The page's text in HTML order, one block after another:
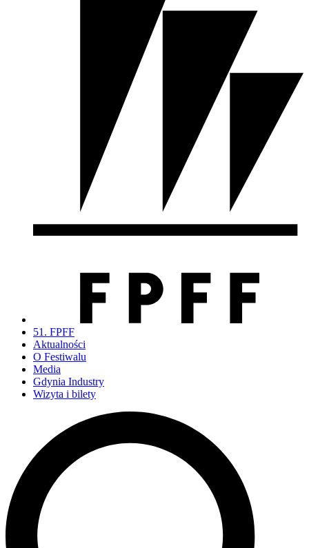
51. FPFF
Aktualności
O Festiwalu
Media
Gdynia Industry
Wizyta i bilety